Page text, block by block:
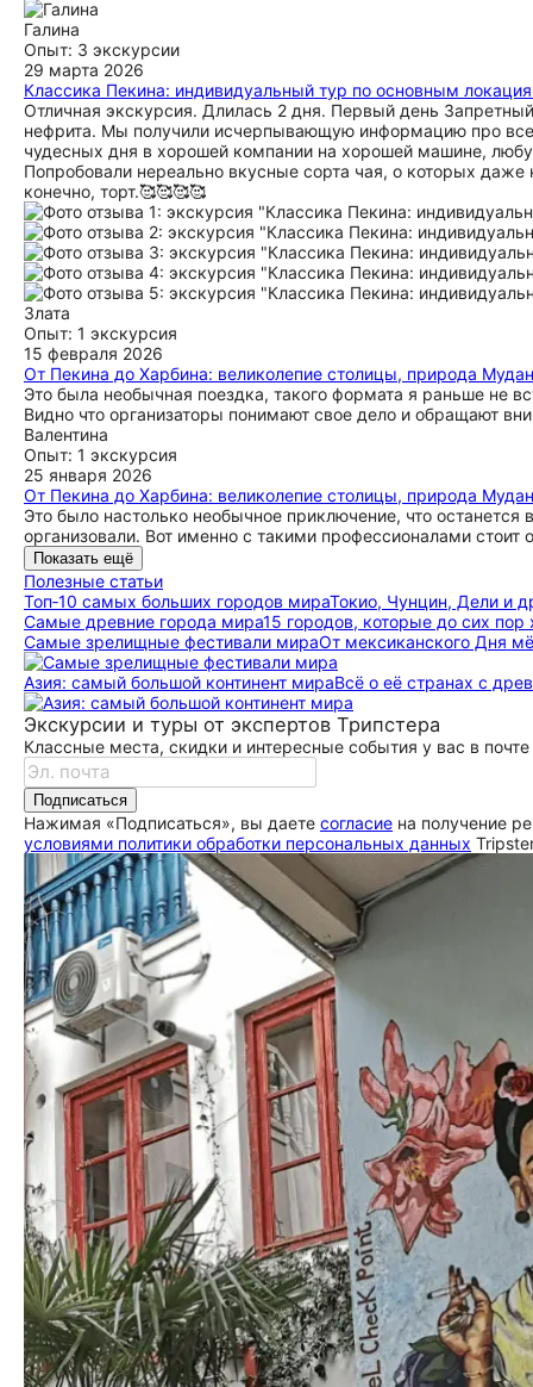
Галина
Опыт: 3 экскурсии
29 марта 2026
Классика Пекина: индивидуальный тур по основным
Отличная экскурсия. Длилась 2 дня. Первый день
нефрита. Мы получили исчерпывающую информацию про
чудесных дня в хорошей компании на хорошей машине,
Попробовали нереально вкусные сорта чая, о которых
конечно, торт.🥰🥰🥰🥰
Злата
Опыт: 1 экскурсия
15 февраля 2026
От Пекина до Харбина: великолепие столицы, природа
Это была необычная поездка, такого формата я раньше не
Видно что организаторы понимают свое дело и обращают
Валентина
Опыт: 1 экскурсия
25 января 2026
От Пекина до Харбина: великолепие столицы, природа
Это было настолько необычное приключение, что
организовали. Вот именно с такими профессионалами стоит
Показать ещё
Полезные статьи
Топ‑10 самых больших городов мираТокио, Чунцин, Дели и
Самые древние города мира15 городов, которые до сих
Самые зрелищные фестивали мираОт мексиканского Дня
Азия: самый большой континент мираВсё о её странах с
Экскурсии и туры от экспертов Трипстера
Классные места, скидки и интересные события у вас в почте
Подписаться
Нажимая «Подписаться», вы даете согласие на получение
условиями политики обработки персональных данных